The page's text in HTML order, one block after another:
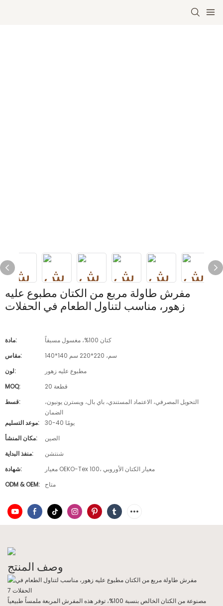
مفرش طاولة مربع من الكتان مطبوع عليه
زهور، مناسب لتناول الطعام في الحفلات
مادة:
كتان 100%، مغسول مسبقاً
مقاس:
140*140 سم، 220*220 سم
لون:
مطبوع عليه زهور
MOQ:
20 قطعة
قسط:
التحويل المصرفي، الاعتماد المستندي، باي بال، ويسترن يونيون،
الضمان
موعد التسليم:
30-40 يومًا
مكان المنشأ:
الصين
منفذ البداية:
شنتشن
شهادة:
معيار OEKO-Tex 100، معيار الكتان الأوروبي
ODM & OEM:
متاح
وصف المنتج
مصنوعة من الكتان الخالص بنسبة 100%، توفر هذه المفرش المربعة ملمساً طبيعياً